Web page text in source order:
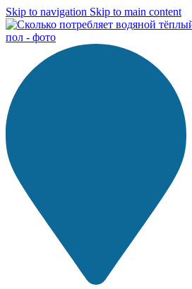
Skip to navigation Skip to main content